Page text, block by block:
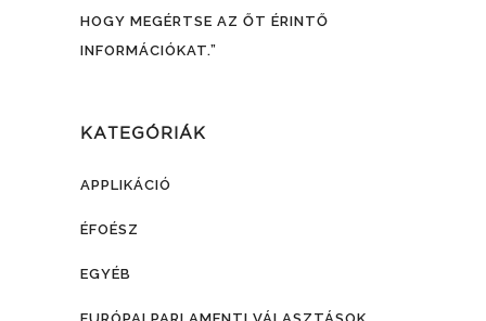
HOGY MEGÉRTSE AZ ŐT ÉRINTŐ
INFORMÁCIÓKAT.”
KATEGÓRIÁK
APPLIKÁCIÓ
ÉFOÉSZ
EGYÉB